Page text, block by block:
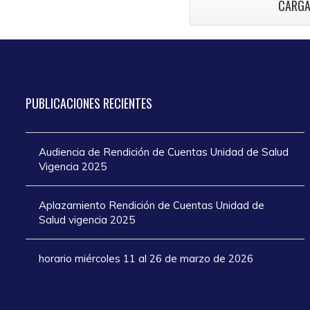
Santa 2025
PUBLICACIONES RECIENTES
Audiencia de Rendición de Cuentas Unidad de Salud
Vigencia 2025
Aplazamiento Rendición de Cuentas Unidad de
Salud vigencia 2025
horario miércoles 11 al 26 de marzo de 2026